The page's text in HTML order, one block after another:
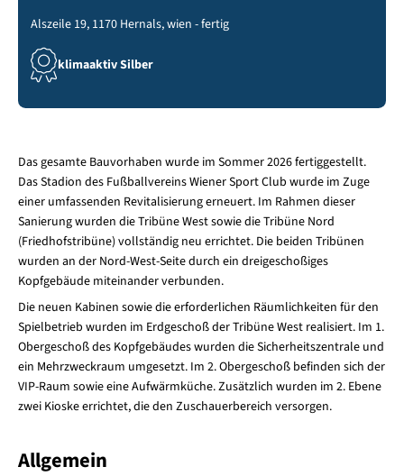
Alszeile 19, 1170 Hernals, wien - fertig
klimaaktiv Silber
Das gesamte Bauvorhaben wurde im Sommer 2026 fertiggestellt.
Das Stadion des Fußballvereins Wiener Sport Club wurde im Zuge
einer umfassenden Revitalisierung erneuert. Im Rahmen dieser
Sanierung wurden die Tribüne West sowie die Tribüne Nord
(Friedhofstribüne) vollständig neu errichtet. Die beiden Tribünen
wurden an der Nord-West-Seite durch ein dreigeschoßiges
Kopfgebäude miteinander verbunden.
Die neuen Kabinen sowie die erforderlichen Räumlichkeiten für den
Spielbetrieb wurden im Erdgeschoß der Tribüne West realisiert. Im 1.
Obergeschoß des Kopfgebäudes wurden die Sicherheitszentrale und
ein Mehrzweckraum umgesetzt. Im 2. Obergeschoß befinden sich der
VIP-Raum sowie eine Aufwärmküche. Zusätzlich wurden im 2. Ebene
zwei Kioske errichtet, die den Zuschauerbereich versorgen.
Allgemein